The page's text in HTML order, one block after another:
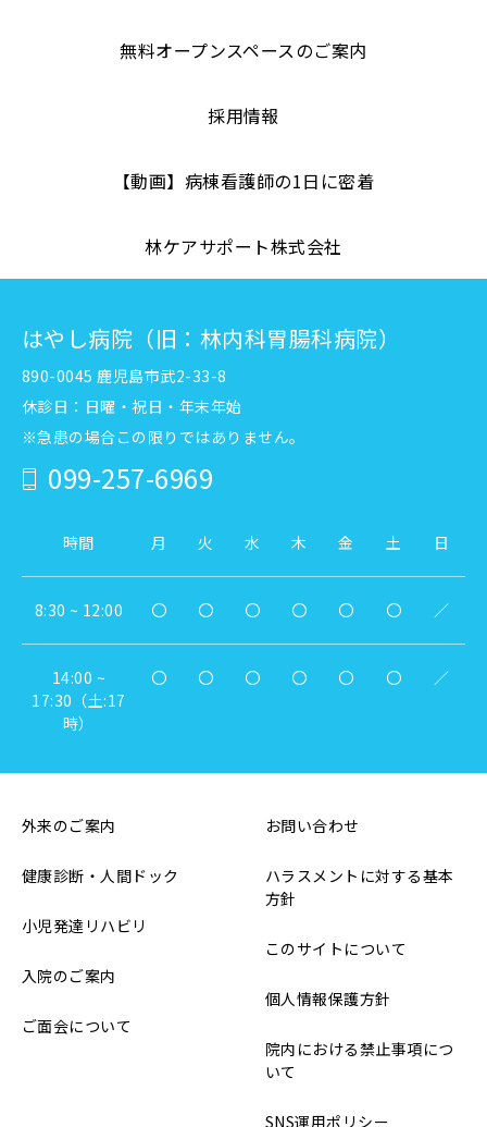
無料オープンスペースのご案内
採用情報
【動画】病棟看護師の1日に密着
林ケアサポート株式会社
はやし病院（旧：林内科胃腸科病院）
890-0045 鹿児島市武2-33-8
休診日：日曜・祝日・年末年始
※急患の場合この限りではありません。
099-257-6969
時間 月 火 水 木 金 土 日
8:30 ~ 12:00 〇 〇 〇 〇 〇 〇 ／
14:00 ~
17:30（土:17
時）
〇 〇 〇 〇 〇 〇 ／
外来のご案内
健康診断・人間ドック
小児発達リハビリ
入院のご案内
ご面会について
お問い合わせ
ハラスメントに対する基本
方針
このサイトについて
個人情報保護方針
院内における禁止事項につ
いて
SNS運用ポリシー